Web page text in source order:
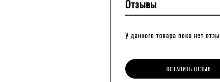
Отзывы
У данного товара пока нет
ОСТАВИТЬ ОТЗЫВ